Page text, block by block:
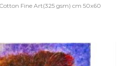
Fine Art(325 gsm) cm 50x60